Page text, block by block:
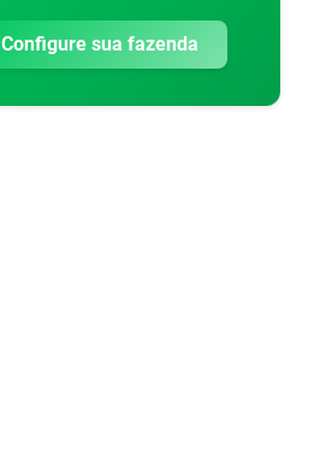
Configure sua fazenda